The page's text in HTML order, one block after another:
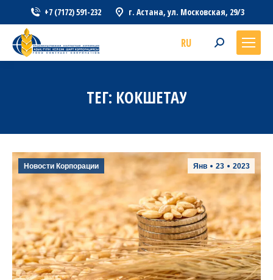
+7 (7172) 591-232 г. Астана, ул. Московская, 29/3
RU Search:
ТЕГ: КОКШЕТАУ
Янв 23 2023
Новости Корпорации